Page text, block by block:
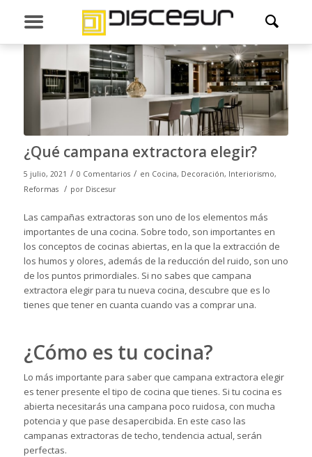
¿Qué campana extractora elegir?
5 julio, 2021 / 0 Comentarios / en Cocina, Decoración, Interiorismo,
Reformas
/ por Discesur
Las campañas extractoras son uno de los elementos más
importantes de una cocina. Sobre todo, son importantes en
los conceptos de cocinas abiertas, en la que la extracción de
los humos y olores, además de la reducción del ruido, son uno
de los puntos primordiales. Si no sabes que campana
extractora elegir para tu nueva cocina, descubre que es lo
tienes que tener en cuanta cuando vas a comprar una.
¿Cómo es tu cocina?
Lo más importante para saber que campana extractora elegir
es tener presente el tipo de cocina que tienes. Si tu cocina es
abierta necesitarás una campana poco ruidosa, con mucha
potencia y que pase desapercibida. En este caso las
campanas extractoras de techo, tendencia actual, serán
perfectas.